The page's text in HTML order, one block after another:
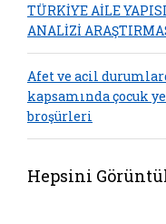
TÜRKİYE AİLE
ANALİZİ
Afet ve acil
kapsamında çocuk
broşürleri
Hepsini